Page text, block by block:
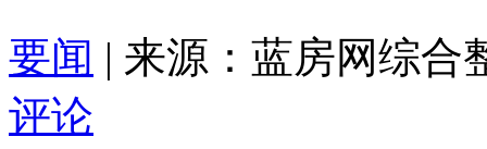
要闻 | 来源：蓝房网综合
评论